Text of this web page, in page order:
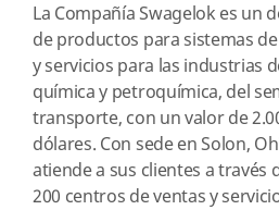
La Compañía Swagelok es un
de productos para sistemas
y servicios para las industrias
química y petroquímica, del
transporte, con un valor de
dólares. Con sede en Solon,
atiende a sus clientes a
200 centros de ventas y